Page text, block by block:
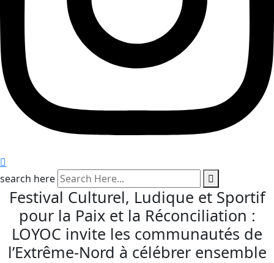
search here
Festival Culturel, Ludique et Sportif
pour la Paix et la Réconciliation :
LOYOC invite les communautés de
l’Extrême-Nord à célébrer ensemble